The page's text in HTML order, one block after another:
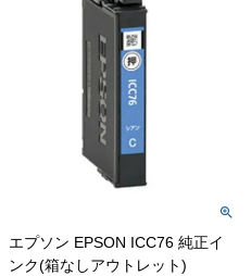
エプソン EPSON ICC76 純正イ
ンク(箱なしアウトレット)